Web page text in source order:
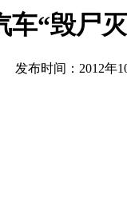
车“毁尸
发布时间：2012年